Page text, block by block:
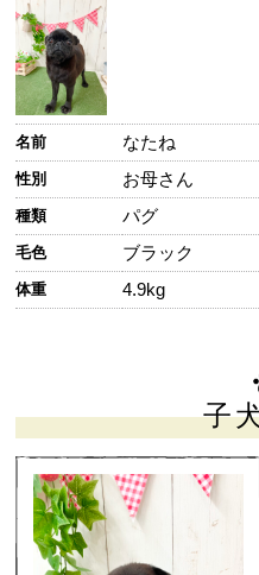
名前 なたね
性別 お母さん
種類 パグ
毛色 ブラック
体重 4.9kg
子